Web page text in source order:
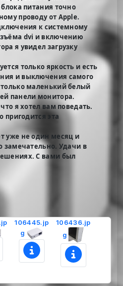
питания точно
проводу от Apple.
к системному
dvi и включению
я увидел загрузку
только яркость и есть
и выключения самого
маленький белый
панели монитора.
я хотел вам поведать.
пригодится эта
уже не один месяц и
замечательно. Удачи в
С вами был
106445.jp
g
106436.jp
g